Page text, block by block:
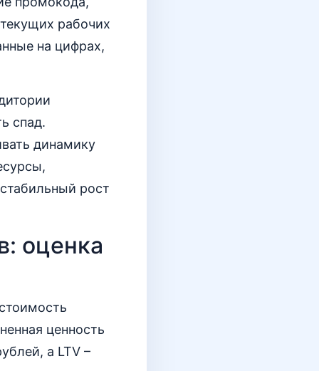
рабочих
на цифрах,
спад.
динамику
рост
оценка
ценность
а LTV –